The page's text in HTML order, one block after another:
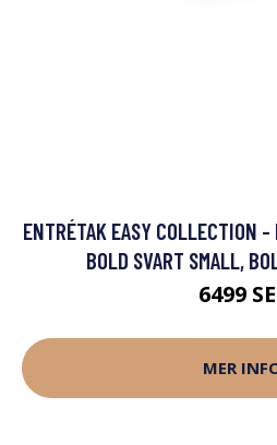
ENTRÉTAK EASY COLLECTION
BOLD SVART SMALL,
6499
MER